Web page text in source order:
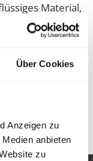
Über Cookies
Anzeigen zu
anbieten
zu
Material,
Masse ist
nutzbar oder
des Drucks
der Wärme-
einen